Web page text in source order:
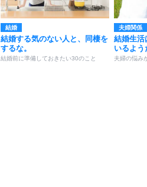
結婚
結婚する気のない人と、同棲を
するな。
結婚前に準備しておきたい30のこと
夫婦関係
結婚生活
いるよう
夫婦の悩み